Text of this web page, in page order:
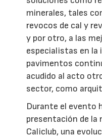
minerales, tales
revocos de cal y
y por otro, a las
especialistas en la
pavimentos
acudido al acto
sector, como
Durante el evento
presentación de la
Caliclub, una